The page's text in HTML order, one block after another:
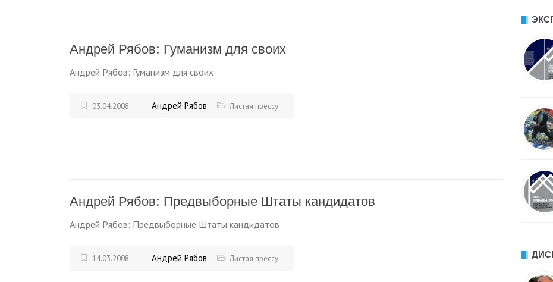
Андрей Рябов: Гуманизм для своих
Андрей Рябов: Гуманизм для своих
03.04.2008 Андрей Рябов Листая прессу
Андрей Рябов: Предвыборные Штаты кандидатов
Андрей Рябов: Предвыборные Штаты кандидатов
14.03.2008 Андрей Рябов Листая прессу